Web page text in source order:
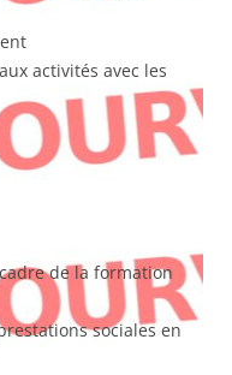
activités avec les
de la formation
sociales en